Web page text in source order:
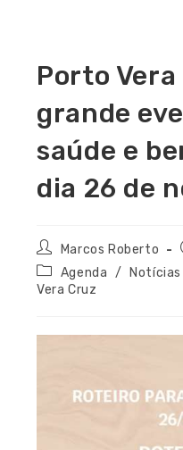
Porto
grande
saúde e
dia 26 de
Marcos Roberto
Agenda / Notícias
Vera Cruz